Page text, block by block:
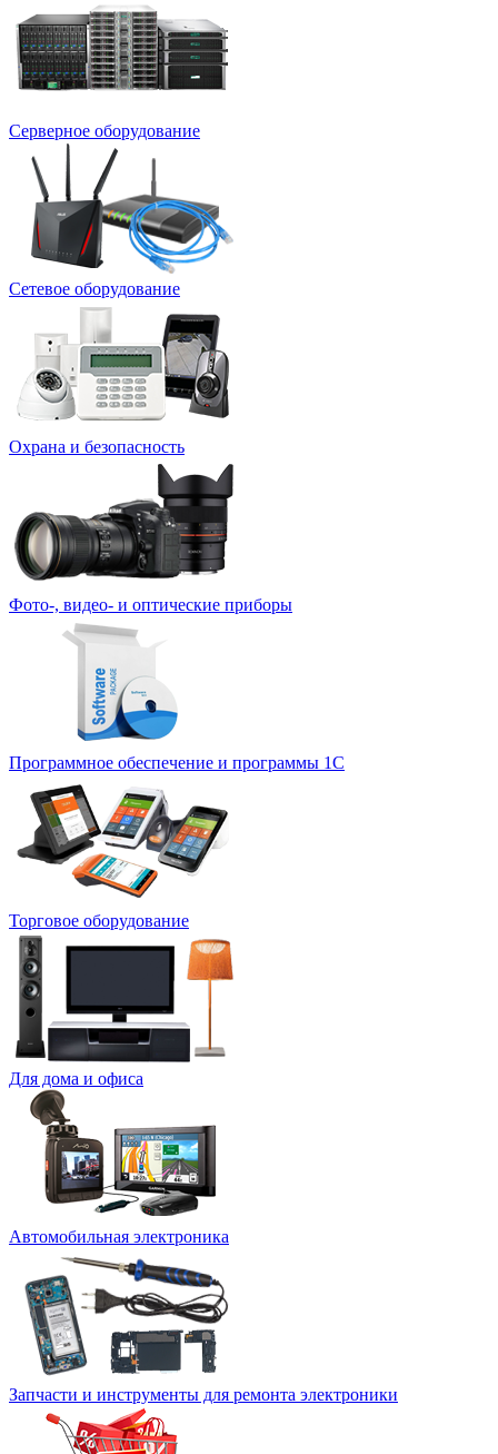
Серверное оборудование
Сетевое оборудование
Охрана и безопасность
Фото-, видео- и оптические приборы
Программное обеспечение и программы 1С
Торговое оборудование
Для дома и офиса
Автомобильная электроника
Запчасти и инструменты для ремонта электроники